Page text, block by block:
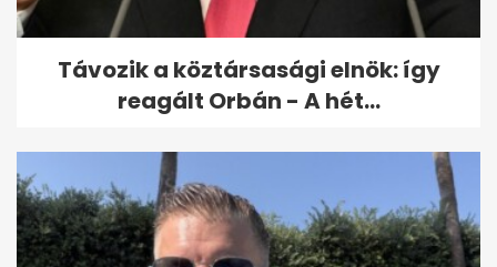
Távozik a köztársasági elnök: így
reagált Orbán - A hét...